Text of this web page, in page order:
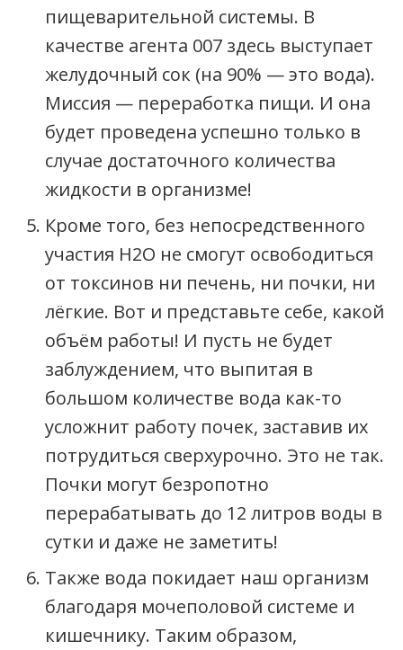
пищеварительной системы. В
качестве агента 007 здесь выступает
желудочный сок (на 90% — это вода).
Миссия — переработка пищи. И она
будет проведена успешно только в
случае достаточного количества
жидкости в организме!
Кроме того, без непосредственного
участия Н2О не смогут освободиться
от токсинов ни печень, ни почки, ни
лёгкие. Вот и представьте себе, какой
объём работы! И пусть не будет
заблуждением, что выпитая в
большом количестве вода как-то
усложнит работу почек, заставив их
потрудиться сверхурочно. Это не так.
Почки могут безропотно
перерабатывать до 12 литров воды в
сутки и даже не заметить!
Также вода покидает наш организм
благодаря мочеполовой системе и
кишечнику. Таким образом,